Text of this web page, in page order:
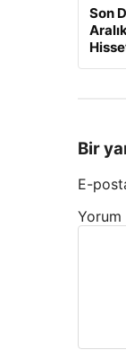
Son
Bir
E-
Yorum